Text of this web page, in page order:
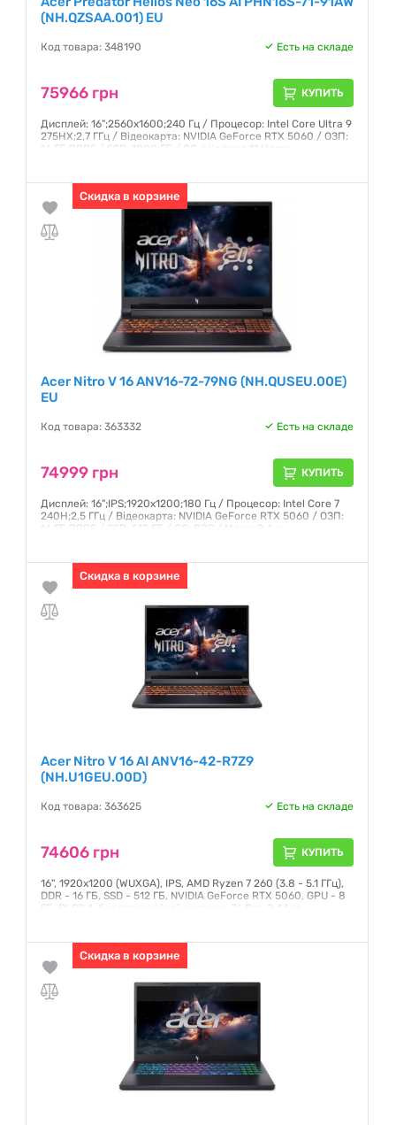
(NH.QZSAA.001) EU
Код товара: 348190 Есть на складе
75966 грн КУПИТЬ
Дисплей: 16";2560x1600;240 Гц / Процесор: Intel Core Ultra 9
275HX;2,7 ГГц / Відеокарта: NVIDIA GeForce RTX 5060 / ОЗП:
16 ГБ;DDR5 / SSD: 1000 ГБ / ОС: Windows 11 Home
Скидка в корзине
Acer Nitro V 16 ANV16-72-79NG (NH.QUSEU.00E)
EU
Код товара: 363332 Есть на складе
74999 грн КУПИТЬ
Дисплей: 16";IPS;1920x1200;180 Гц / Процесор: Intel Core 7
240H;2,5 ГГц / Відеокарта: NVIDIA GeForce RTX 5060 / ОЗП:
16 ГБ;DDR5 / SSD: 512 ГБ / ОС: DOS / Маса: 2,4 кг
Скидка в корзине
Acer Nitro V 16 AI ANV16-42-R7Z9
(NH.U1GEU.00D)
Код товара: 363625 Есть на складе
74606 грн КУПИТЬ
16", 1920x1200 (WUXGA), IPS, AMD Ryzen 7 260 (3.8 - 5.1 ГГц),
DDR - 16 ГБ, SSD - 512 ГБ, NVIDIA GeForce RTX 5060, GPU - 8
ГБ, DLSS 4, без операційної системи, 76 Втг, 2.44 кг
Скидка в корзине